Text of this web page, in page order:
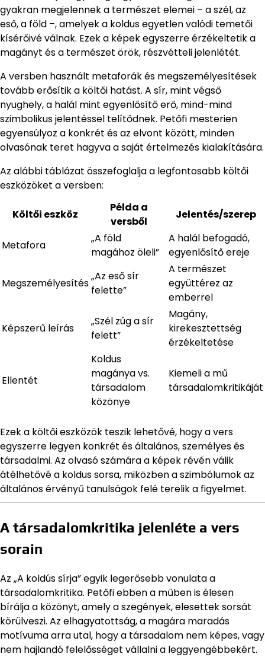
gyakran megjelennek a természet elemei – a szél, az
eső, a föld –, amelyek a koldus egyetlen valódi temetői
kísérőivé válnak. Ezek a képek egyszerre érzékeltetik a
magányt és a természet örök, részvétteli jelenlétét.
A versben használt metaforák és megszemélyesítések
tovább erősítik a költői hatást. A sír, mint végső
nyughely, a halál mint egyenlősítő erő, mind-mind
szimbolikus jelentéssel telítődnek. Petőfi mesterien
egyensúlyoz a konkrét és az elvont között, minden
olvasónak teret hagyva a saját értelmezés kialakítására.
Az alábbi táblázat összefoglalja a legfontosabb költői
eszközöket a versben:
Költői eszköz
Példa a
versből
Jelentés/szerep
Metafora
„A föld
magához öleli”
A halál befogadó,
egyenlősítő ereje
Megszemélyesítés
„Az eső sír
felette”
A természet
együttérez az
emberrel
Képszerű leírás
„Szél zúg a sír
felett”
Magány,
kirekesztettség
érzékeltetése
Ellentét
Koldus
magánya vs.
társadalom
közönye
Kiemeli a mű
társadalomkritikáját
Ezek a költői eszközök teszik lehetővé, hogy a vers
egyszerre legyen konkrét és általános, személyes és
társadalmi. Az olvasó számára a képek révén válik
átélhetővé a koldus sorsa, miközben a szimbólumok az
általános érvényű tanulságok felé terelik a figyelmet.
A társadalomkritika jelenléte a vers
sorain
Az „A koldús sírja” egyik legerősebb vonulata a
társadalomkritika. Petőfi ebben a műben is élesen
bírálja a közönyt, amely a szegények, elesettek sorsát
körülveszi. Az elhagyatottság, a magára maradás
motívuma arra utal, hogy a társadalom nem képes, vagy
nem hajlandó felelősséget vállalni a leggyengébbekért.